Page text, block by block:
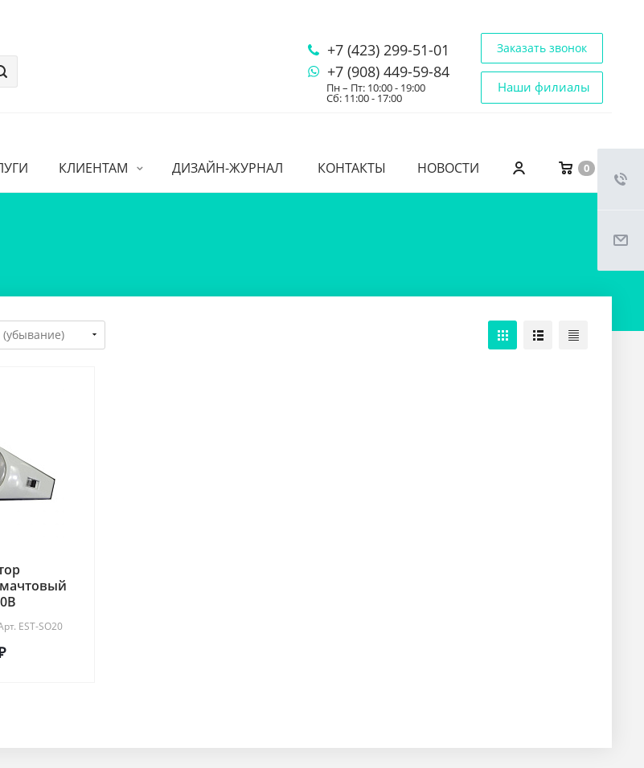
+7 (423) 299-51-01
+7 (908) 449-59-84
Пн – Пт: 10:00 - 19:00
Сб: 11:00 - 17:00
Заказать звонок
Наши филиалы
0
КЛИЕНТАМ ДИЗАЙН-ЖУРНАЛ КОНТАКТЫ НОВОСТИ
EST-SO20